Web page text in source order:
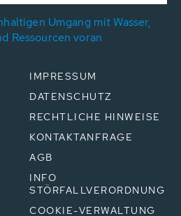
Umgang mit Wasser,
Ressourcen voran
IMPRESSUM
DATENSCHUTZ
RECHTLICHE HINWEISE
KONTAKTANFRAGE
AGB
INFO
STÖRFALLVERORDNUNG
COOKIE-VERWALTUNG